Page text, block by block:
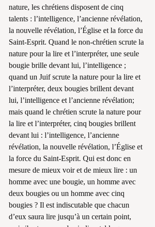
nature, les chrétiens disposent de cinq
talents : l’intelligence, l’ancienne révélation,
la nouvelle révélation, l’Église et la force du
Saint-Esprit. Quand le non-chrétien scrute la
nature pour la lire et l’interpréter, une seule
bougie brille devant lui, l’intelligence ;
quand un Juif scrute la nature pour la lire et
l’interpréter, deux bougies brillent devant
lui, l’intelligence et l’ancienne révélation;
mais quand le chrétien scrute la nature pour
la lire et l’interpréter, cinq bougies brillent
devant lui : l’intelligence, l’ancienne
révélation, la nouvelle révélation, l’Église et
la force du Saint-Esprit. Qui est donc en
mesure de mieux voir et de mieux lire : un
homme avec une bougie, un homme avec
deux bougies ou un homme avec cinq
bougies ? Il est indiscutable que chacun
d’eux saura lire jusqu’à un certain point,